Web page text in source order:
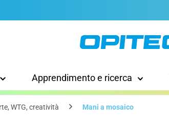
Apprendimento e ricerca
WTG, creatività Mani a mosaico